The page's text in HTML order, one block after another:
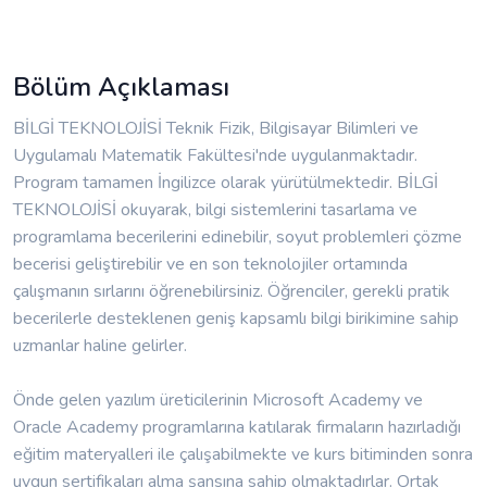
Bölüm Açıklaması
BİLGİ TEKNOLOJİSİ Teknik Fizik, Bilgisayar Bilimleri ve
Uygulamalı Matematik Fakültesi'nde uygulanmaktadır.
Program tamamen İngilizce olarak yürütülmektedir. BİLGİ
TEKNOLOJİSİ okuyarak, bilgi sistemlerini tasarlama ve
programlama becerilerini edinebilir, soyut problemleri çözme
becerisi geliştirebilir ve en son teknolojiler ortamında
çalışmanın sırlarını öğrenebilirsiniz. Öğrenciler, gerekli pratik
becerilerle desteklenen geniş kapsamlı bilgi birikimine sahip
uzmanlar haline gelirler.
Önde gelen yazılım üreticilerinin Microsoft Academy ve
Oracle Academy programlarına katılarak firmaların hazırladığı
eğitim materyalleri ile çalışabilmekte ve kurs bitiminden sonra
uygun sertifikaları alma şansına sahip olmaktadırlar. Ortak